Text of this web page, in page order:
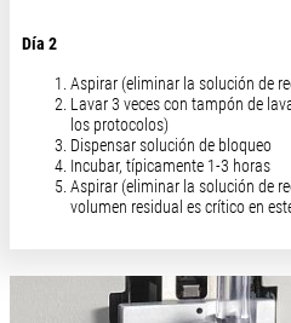
Día 2
Aspirar (eliminar la solución de
Lavar 3 veces con tampón de
los protocolos)
Dispensar solución de bloqueo
Incubar, típicamente 1-3 horas
Aspirar (eliminar la solución de
volumen residual es crítico en